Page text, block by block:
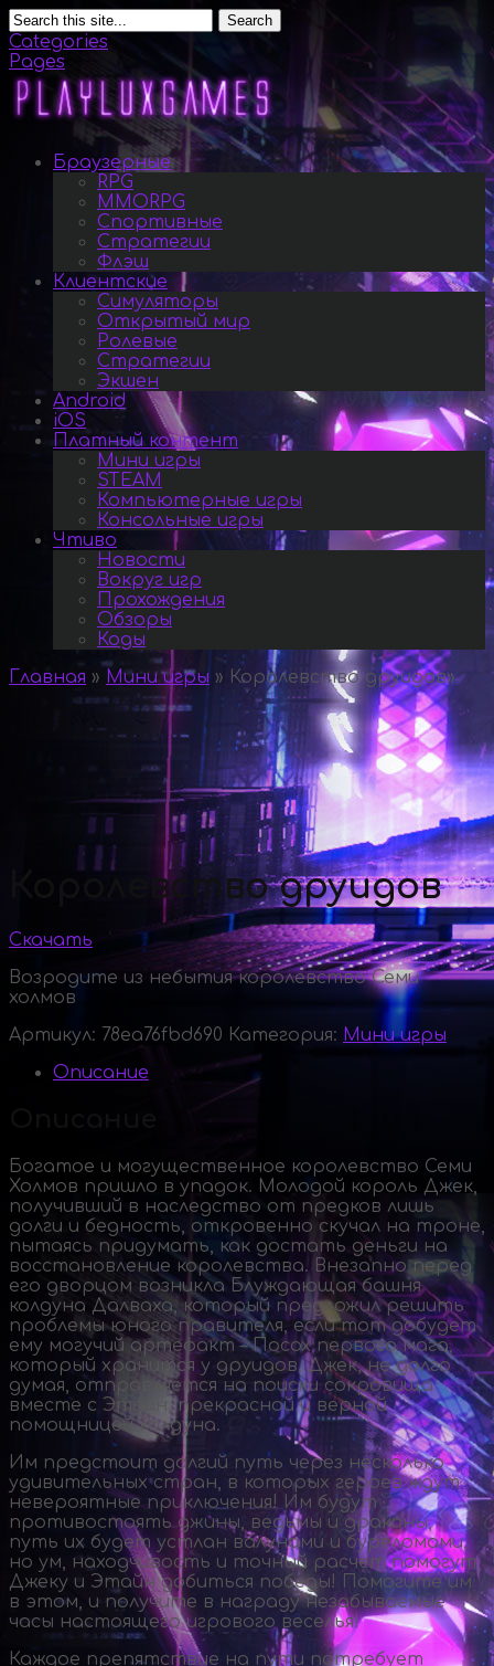
Search
Categories
Pages
Браузерные
RPG
MMORPG
Спортивные
Стратегии
Флэш
Клиентские
Симуляторы
Открытый мир
Ролевые
Стратегии
Экшен
Android
iOS
Платный контент
Мини игры
STEAM
Компьютерные игры
Консольные игры
Чтиво
Новости
Вокруг игр
Прохождения
Обзоры
Коды
Главная » Мини игры » Королевство друидов»
Королевство друидов
Скачать
Возродите из небытия королевство Семи
холмов
Артикул: 78ea76fbd690 Категория: Мини игры
Описание
Богатое и могущественное королевство Семи
Холмов пришло в упадок. Молодой король Джек,
получивший в наследство от предков лишь
долги и бедность, откровенно скучал на троне,
пытаясь придумать, как достать деньги на
восстановление королевства. Внезапно перед
его дворцом возникла Блуждающая башня
колдуна Далваха, который предложил решить
проблемы юного правителя, если тот добудет
ему могучий артефакт – Посох первого мага,
который хранится у друидов. Джек, не долго
думая, отправляется на поиски сокровища
вместе с Этайн, прекрасной и верной
помощницей колдуна.
Им предстоит долгий путь через несколько
удивительных стран, в которых героев ждут
невероятные приключения! Им будут
противостоять джины, ведьмы и драконы,
путь их будет устлан валунами и буреломами,
но ум, находчивость и точный расчет помогут
Джеку и Этайн добиться победы! Помогите им
в этом, и получите в награду незабываемые
часы настоящего игрового веселья!
Каждое препятствие на пути потребует